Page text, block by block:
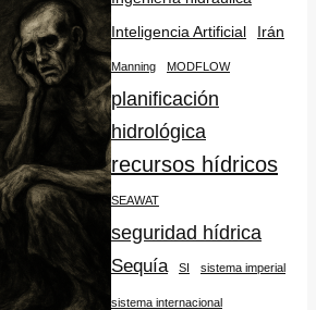
Inteligencia Artificial
Irán
Manning MODFLOW
planificación
hidrológica
recursos hídricos
SEAWAT
seguridad hídrica
Sequía SI sistema imperial
sistema internacional